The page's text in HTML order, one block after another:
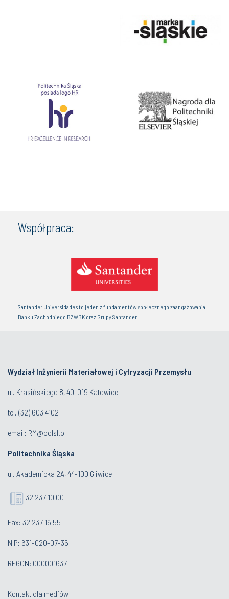
Współpraca:
Santander Universidades to jeden z fundamentów społecznego zaangażowania
Banku Zachodniego BZWBK oraz Grupy Santander.
Wydział Inżynierii Materiałowej i Cyfryzacji Przemysłu
ul. Krasińskiego 8, 40-019 Katowice
tel. (32) 603 4102
email: RM@polsl.pl
Politechnika Śląska
ul. Akademicka 2A, 44-100 Gliwice
32 237 10 00
Fax: 32 237 16 55
NIP: 631-020-07-36
REGON: 000001637
Kontakt dla mediów